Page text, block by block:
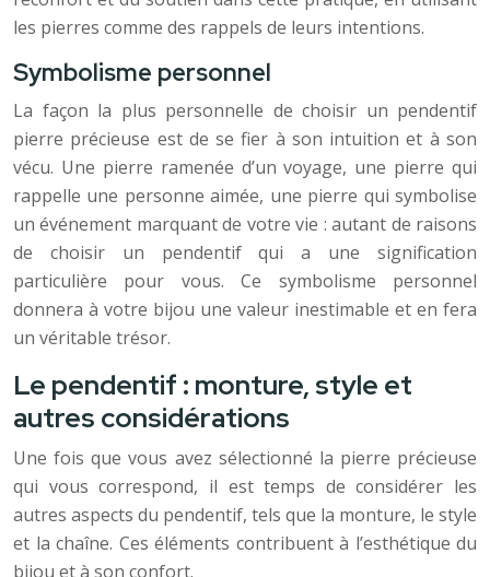
les pierres comme des rappels de leurs intentions.
Symbolisme personnel
La façon la plus personnelle de choisir un pendentif
pierre précieuse est de se fier à son intuition et à son
vécu. Une pierre ramenée d’un voyage, une pierre qui
rappelle une personne aimée, une pierre qui symbolise
un événement marquant de votre vie : autant de raisons
de choisir un pendentif qui a une signification
particulière pour vous. Ce symbolisme personnel
donnera à votre bijou une valeur inestimable et en fera
un véritable trésor.
Le pendentif : monture, style et
autres considérations
Une fois que vous avez sélectionné la pierre précieuse
qui vous correspond, il est temps de considérer les
autres aspects du pendentif, tels que la monture, le style
et la chaîne. Ces éléments contribuent à l’esthétique du
bijou et à son confort.